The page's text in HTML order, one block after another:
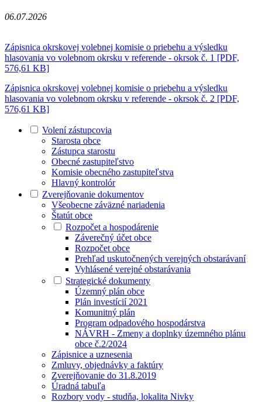
06.07.2026
Zápisnica okrskovej volebnej komisie o priebehu a výsledku
hlasovania vo volebnom okrsku v referende - okrsok č. 1 [PDF,
576,61 KB]
Zápisnica okrskovej volebnej komisie o priebehu a výsledku
hlasovania vo volebnom okrsku v referende - okrsok č. 2 [PDF,
576,61 KB]
Volení zástupcovia
Starosta obce
Zástupca starostu
Obecné zastupiteľstvo
Komisie obecného zastupiteľstva
Hlavný kontrolór
Zverejňovanie dokumentov
Všeobecne záväzné nariadenia
Štatút obce
Rozpočet a hospodárenie
Záverečný účet obce
Rozpočet obce
Prehľad uskutočnených verejných obstarávaní
Vyhlásené verejné obstarávania
Strategické dokumenty
Územný plán obce
Plán investícií 2021
Komunitný plán
Program odpadového hospodárstva
NÁVRH - Zmeny a doplnky územného plánu
obce č.2/2024
Zápisnice a uznesenia
Zmluvy, objednávky a faktúry
Zverejňovanie do 31.8.2019
Úradná tabuľa
Rozbory vody - studňa, lokalita Nivky